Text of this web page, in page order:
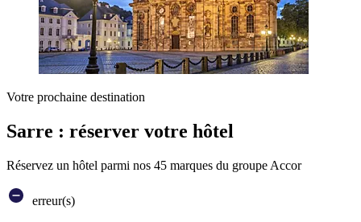
Votre prochaine destination
Sarre : réserver votre hôtel
Réservez un hôtel parmi nos 45 marques du groupe Accor
erreur(s)